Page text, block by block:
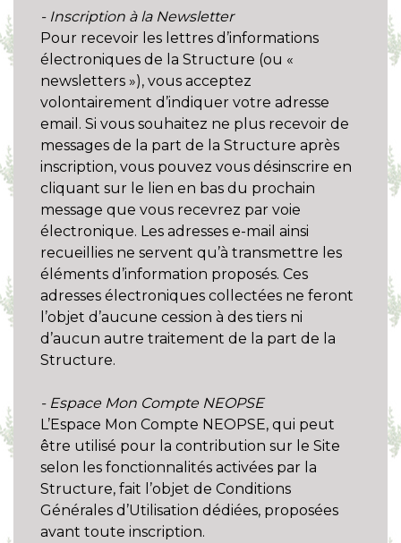
- Inscription à la Newsletter
Pour recevoir les lettres d’informations
électroniques de la Structure (ou «
newsletters »), vous acceptez
volontairement d’indiquer votre adresse
email. Si vous souhaitez ne plus recevoir de
messages de la part de la Structure après
inscription, vous pouvez vous désinscrire en
cliquant sur le lien en bas du prochain
message que vous recevrez par voie
électronique. Les adresses e-mail ainsi
recueillies ne servent qu’à transmettre les
éléments d’information proposés. Ces
adresses électroniques collectées ne feront
l’objet d’aucune cession à des tiers ni
d’aucun autre traitement de la part de la
Structure.
- Espace Mon Compte NEOPSE
L’Espace Mon Compte NEOPSE, qui peut
être utilisé pour la contribution sur le Site
selon les fonctionnalités activées par la
Structure, fait l’objet de Conditions
Générales d’Utilisation dédiées, proposées
avant toute inscription.